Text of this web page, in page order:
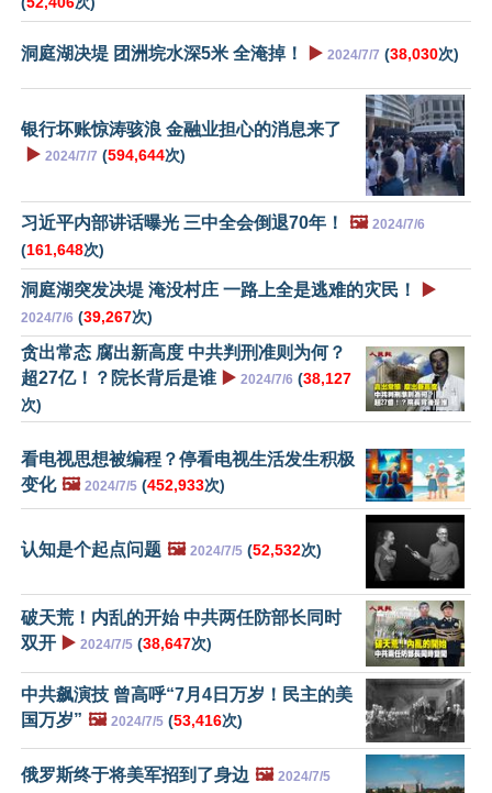
洞庭湖决堤 团洲垸水深5米 全淹掉！ ▶️ 2024/7/7 (38,030次)
银行坏账惊涛骇浪 金融业担心的消息来了
▶️ 2024/7/7 (594,644次)
习近平内部讲话曝光 三中全会倒退70年！ 🖼️ 2024/7/6
(161,648次)
洞庭湖突发决堤 淹没村庄 一路上全是逃难的灾民！ ▶️
2024/7/6 (39,267次)
贪出常态 腐出新高度 中共判刑准则为何？
超27亿！？院长背后是谁 ▶️ 2024/7/6 (38,127
次)
看电视思想被编程？停看电视生活发生积极
变化 🖼️ 2024/7/5 (452,933次)
认知是个起点问题 🖼️ 2024/7/5 (52,532次)
破天荒！内乱的开始 中共两任防部长同时
双开 ▶️ 2024/7/5 (38,647次)
中共飙演技 曾高呼“7月4日万岁！民主的美
国万岁” 🖼️ 2024/7/5 (53,416次)
俄罗斯终于将美军招到了身边 🖼️ 2024/7/5